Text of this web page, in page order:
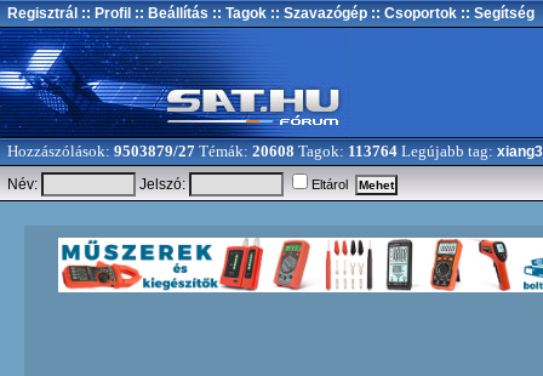
Regisztrál :: Profil :: Beállítás :: Tagok :: Szavazógép :: Csoportok :: Segítség
Hozzászólások: 9503879/27 Témák: 20608 Tagok: 113764 Legújabb tag:
Név:
Jelszó: Eltárol